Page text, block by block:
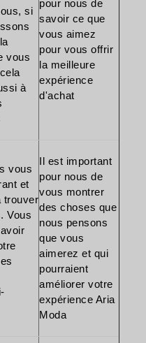
si
vous
à
pour nous de
savoir ce que
vous aimez
pour vous offrir
la meilleure
expérience
d'achat
vous
et
trouver
Vous
Il est important
pour nous de
vous montrer
des choses que
nous pensons
que vous
aimerez et qui
pourraient
améliorer votre
expérience Aria
Moda